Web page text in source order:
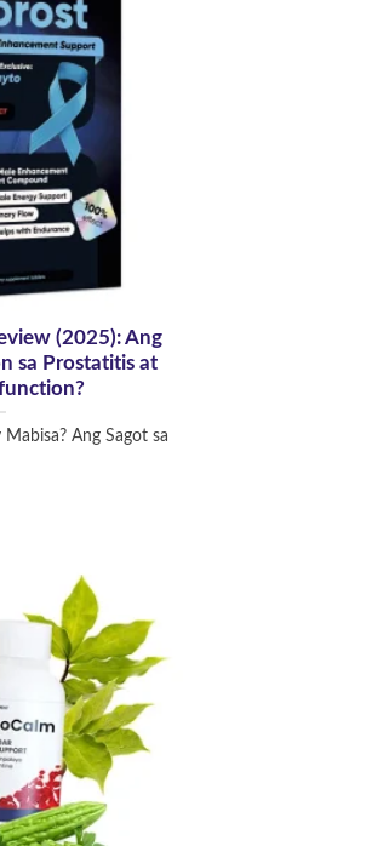
(2025): Ang
sa Prostatitis at
Ang Sagot sa